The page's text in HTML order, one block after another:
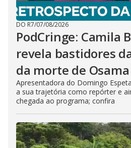
DO R7/07/08/2026
PodCringe: Camila
revela bastidores
da morte de
Apresentadora do Domingo
a sua trajetória como repórter e
chegada ao programa; confira